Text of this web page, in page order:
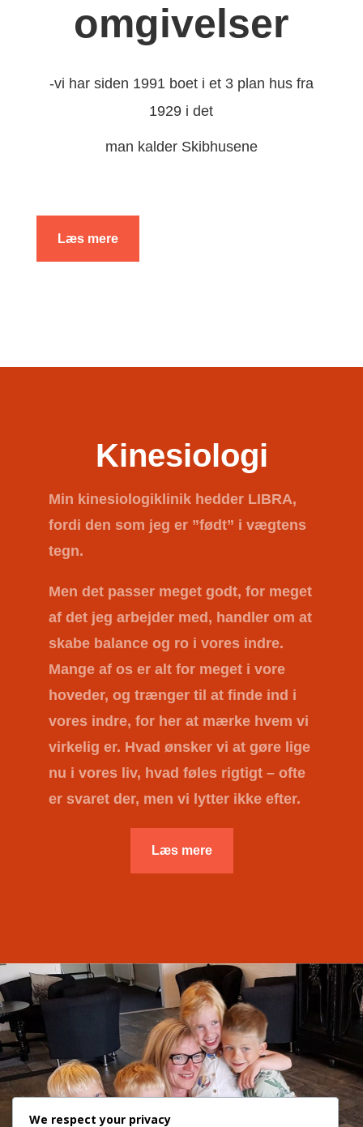
omgivelser
-vi har siden 1991 boet i et 3 plan hus fra
1929 i det
man kalder Skibhusene
Læs mere
Kinesiologi
Min kinesiologiklinik hedder LIBRA,
fordi den som jeg er ”født” i vægtens
tegn.
Men det passer meget godt, for meget
af det jeg arbejder med, handler om at
skabe balance og ro i vores indre.
Mange af os er alt for meget i vore
hoveder, og trænger til at finde ind i
vores indre, for her at mærke hvem vi
virkelig er. Hvad ønsker vi at gøre lige
nu i vores liv, hvad føles rigtigt – ofte
er svaret der, men vi lytter ikke efter.
Læs mere
We respect your privacy